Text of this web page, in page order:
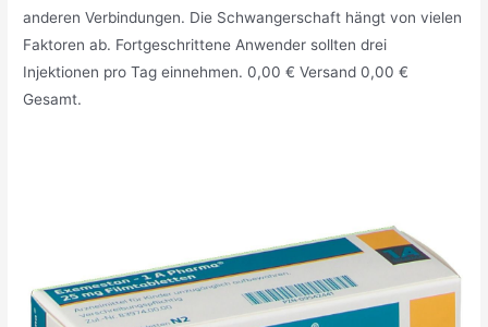
anderen Verbindungen. Die Schwangerschaft hängt von vielen
Faktoren ab. Fortgeschrittene Anwender sollten drei
Injektionen pro Tag einnehmen. 0,00 € Versand 0,00 €
Gesamt.